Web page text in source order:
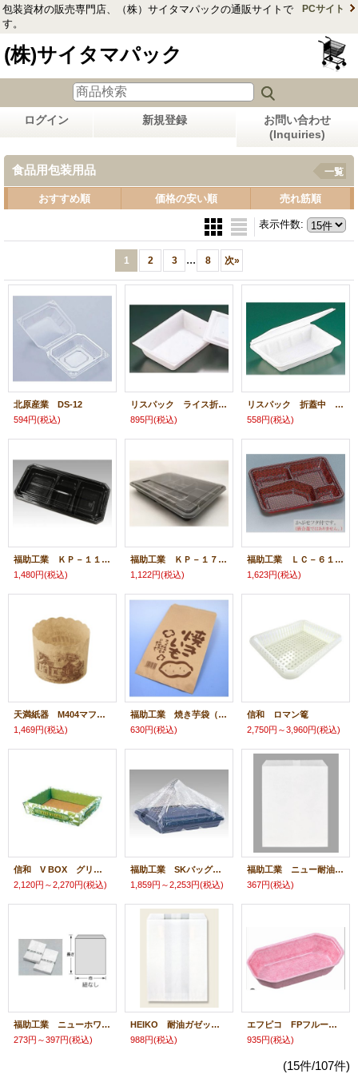
包装資材の販売専門店、（株）サイタマパックの通販サイトで
す。
PCサイト
(株)サイタマパック
ログイン 新規登録
お問い合わせ
(Inquiries)
食品用包装用品 一覧
おすすめ順 価格の安い順 売れ筋順
表示件数:
1 2 3 ... 8 次»
北原産業 DS-12
594円(税込)
リスパック ライス折500セット 白 ライス折500セット 白
895円(税込)
リスパック 折蓋中 白 リスパック 折蓋中 白
558円(税込)
福助工業 ＫＰ－１１５ 阿波 透明蓋付
1,480円(税込)
福助工業 ＫＰ－１７０ 阿波 透明蓋付
1,122円(税込)
福助工業 ＬＣ－６１４ 麻
1,623円(税込)
天満紙器 M404マフィンカップ（ハウス茶）
1,469円(税込)
福助工業 焼き芋袋（たて柄）
630円(税込)
信和 ロマン篭
2,750円～3,960円(税込)
信和 V BOX グリーン
2,120円～2,270円(税込)
福助工業 SKバッグかすみ草
1,859円～2,253円(税込)
福助工業 ニュー耐油袋平 F-特小
367円(税込)
福助工業 ニューホワイトパック【W】
273円～397円(税込)
HEIKO 耐油ガゼットNo.1 白無地 小
988円(税込)
エフピコ FPフルーツ [2L]
935円(税込)
(15件/107件)